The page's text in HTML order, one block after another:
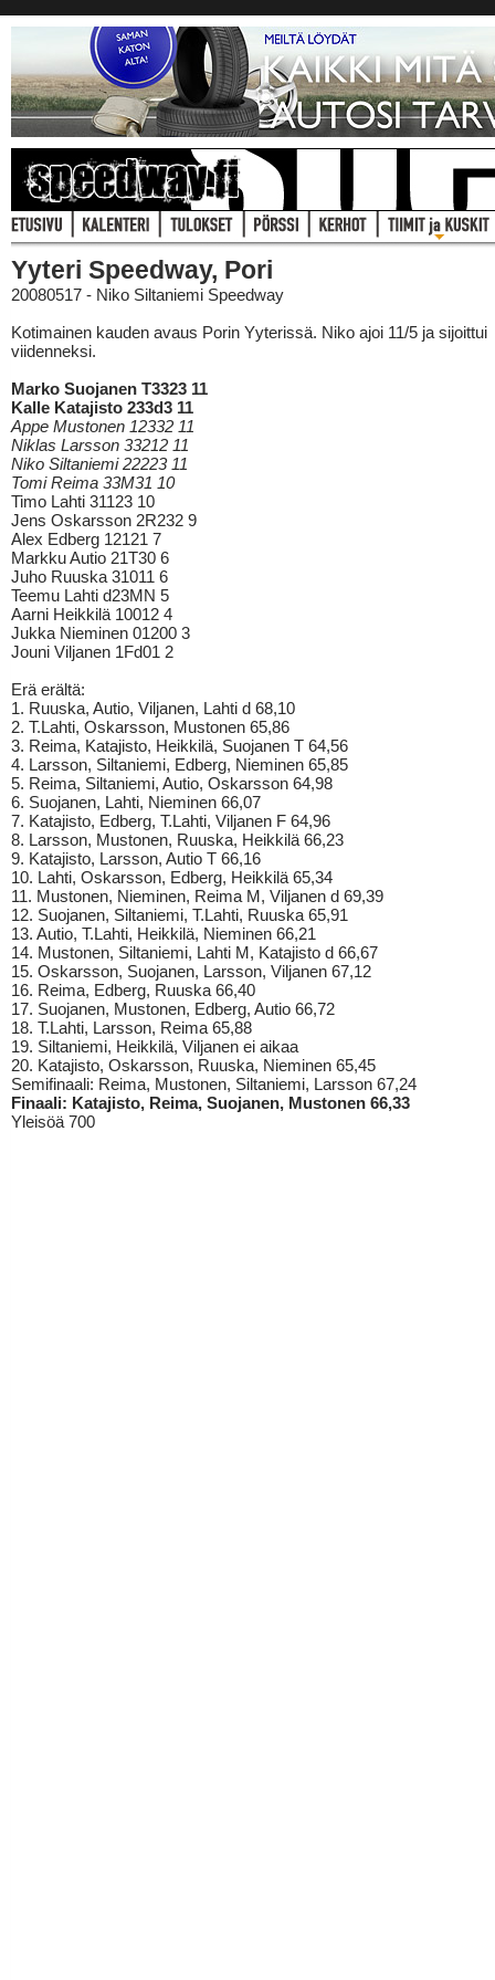
Yyteri Speedway, Pori
20080517 - Niko Siltaniemi Speedway
Kotimainen kauden avaus Porin Yyterissä. Niko ajoi 11/5 ja sijoittui
viidenneksi.
Marko Suojanen T3323 11
Kalle Katajisto 233d3 11
Appe Mustonen 12332 11
Niklas Larsson 33212 11
Niko Siltaniemi 22223 11
Tomi Reima 33M31 10
Timo Lahti 31123 10
Jens Oskarsson 2R232 9
Alex Edberg 12121 7
Markku Autio 21T30 6
Juho Ruuska 31011 6
Teemu Lahti d23MN 5
Aarni Heikkilä 10012 4
Jukka Nieminen 01200 3
Jouni Viljanen 1Fd01 2
Erä erältä:
1. Ruuska, Autio, Viljanen, Lahti d 68,10
2. T.Lahti, Oskarsson, Mustonen 65,86
3. Reima, Katajisto, Heikkilä, Suojanen T 64,56
4. Larsson, Siltaniemi, Edberg, Nieminen 65,85
5. Reima, Siltaniemi, Autio, Oskarsson 64,98
6. Suojanen, Lahti, Nieminen 66,07
7. Katajisto, Edberg, T.Lahti, Viljanen F 64,96
8. Larsson, Mustonen, Ruuska, Heikkilä 66,23
9. Katajisto, Larsson, Autio T 66,16
10. Lahti, Oskarsson, Edberg, Heikkilä 65,34
11. Mustonen, Nieminen, Reima M, Viljanen d 69,39
12. Suojanen, Siltaniemi, T.Lahti, Ruuska 65,91
13. Autio, T.Lahti, Heikkilä, Nieminen 66,21
14. Mustonen, Siltaniemi, Lahti M, Katajisto d 66,67
15. Oskarsson, Suojanen, Larsson, Viljanen 67,12
16. Reima, Edberg, Ruuska 66,40
17. Suojanen, Mustonen, Edberg, Autio 66,72
18. T.Lahti, Larsson, Reima 65,88
19. Siltaniemi, Heikkilä, Viljanen ei aikaa
20. Katajisto, Oskarsson, Ruuska, Nieminen 65,45
Semifinaali: Reima, Mustonen, Siltaniemi, Larsson 67,24
Finaali: Katajisto, Reima, Suojanen, Mustonen 66,33
Yleisöä 700